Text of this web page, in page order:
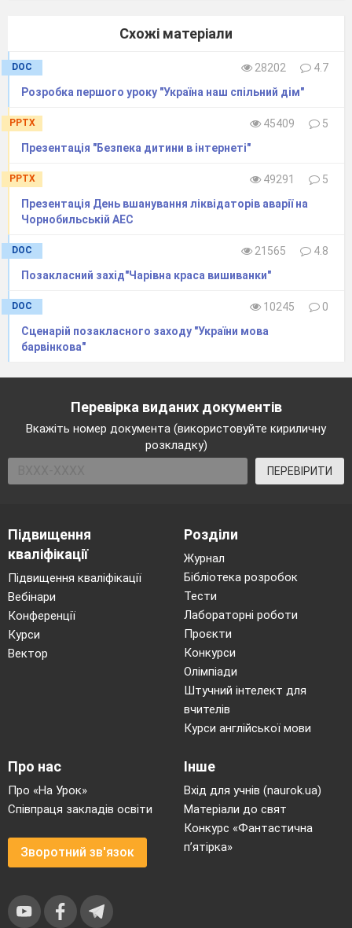
І всіх гостей вітаємомирадо.
Ведучий
Опорний заклад – то велика, дружня родина,
Де почуває щасливо себе кожна дитина!
Ведуча
Вас чекають нові відкриття.
Ведучий
Нового в школі нашій є багато,
Про це багато можем розказати,
Та все ж, директор знає більше нас.
(Виступ
У цю урочисту святкову мить
Привітання гостей для вас прозвучить!
Шановні гості прийшли сьогодні вас
До вітального слова запрошується :
( Виступ гостей)
Ведучий
Щоби під крилами своїми Ангели
Священик вас благословляє, щоб ви
«Молитва»
Ведучий
На свято Знань і влітку ми чекали.
Знов вересень нас дзвоником зустрів.
До нас шановні гості завітали,
Щоб щиро привітати школярів
----------------------------------------------------------
Схожі матеріали
DOC 28202
4.7
Розробка першого уроку "Україна наш спільний дім"
PPTX 45409
5
Презентація "Безпека дитини в інтернеті"
PPTX 49291
5
Презентація День вшанування ліквідаторів аварії на
Чорнобильській АЕС
DOC 21565
4.8
Позакласний захід"Чарівна краса вишиванки"
DOC 10245
0
Сценарій позакласного заходу "України мова
барвінкова"
Перевірка виданих документів
Вкажіть номер документа (використовуйте кириличну
розкладку)
ПЕРЕВІРИТИ
Підвищення
кваліфікації
Підвищення кваліфікації
Вебінари
Конференції
Курси
Вектор
Розділи
Журнал
Бібліотека розробок
Тести
Лабораторні роботи
Проєкти
Конкурси
Олімпіади
Штучний інтелект для
вчителів
Курси англійської мови
Про нас
Про «На Урок»
Співпраця закладів освіти
Зворотний зв'язок
Інше
Вхід для учнів (naurok.ua)
Матеріали до свят
Конкурс «Фантастична
п’ятірка»